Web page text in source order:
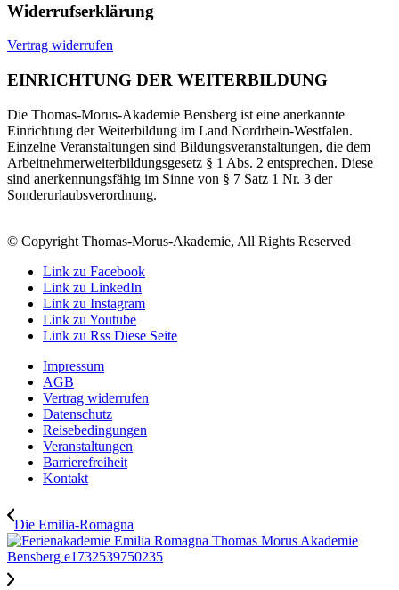
Widerrufserklärung
Vertrag widerrufen
EINRICHTUNG DER WEITERBILDUNG
Die Thomas-Morus-Akademie Bensberg ist eine anerkannte
Einrichtung der Weiterbildung im Land Nordrhein-Westfalen.
Einzelne Veranstaltungen sind Bildungsveranstaltungen, die dem
Arbeitnehmerweiterbildungsgesetz § 1 Abs. 2 entsprechen. Diese
sind anerkennungsfähig im Sinne von § 7 Satz 1 Nr. 3 der
Sonderurlaubsverordnung.
© Copyright Thomas-Morus-Akademie, All Rights Reserved
Link zu Facebook
Link zu LinkedIn
Link zu Instagram
Link zu Youtube
Link zu Rss Diese Seite
Impressum
AGB
Vertrag widerrufen
Datenschutz
Reisebedingungen
Veranstaltungen
Barrierefreiheit
Kontakt
Die Emilia-Romagna